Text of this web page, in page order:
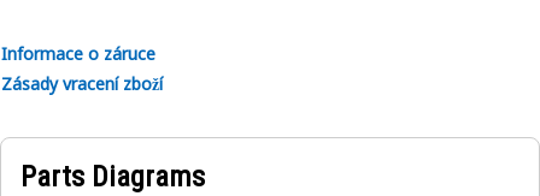
Informace o záruce
Zásady vracení zboží
Parts Diagrams